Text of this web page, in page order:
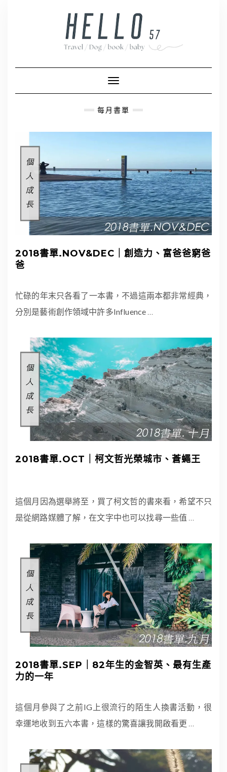
Toggle Navigation
每月書單
2018書單.NOV&DEC｜創造力、富爸爸窮爸
爸
忙碌的年末只各看了一本書，不過這兩本都非常經典，
分別是藝術創作領域中許多Influence
2018書單.OCT｜柯文哲光榮城市、蒼蠅王
這個月因為選舉將至，買了柯文哲的書來看，希望不只
是從網路媒體了解，在文字中也可以找尋一些值 …
2018書單.SEP｜82年生的金智英、最有生產
力的一年
這個月參與了之前IG上很流行的陌生人換書活動，很
幸運地收到五六本書，這樣的驚喜讓我開啟看更 …